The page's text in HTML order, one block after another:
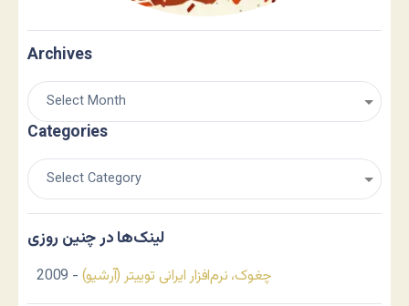
Archives
Categories
لینک‌ها در چنین روزی
چغوک، نرم‌افزار ایرانی توییتر (آرشیو) - 2009